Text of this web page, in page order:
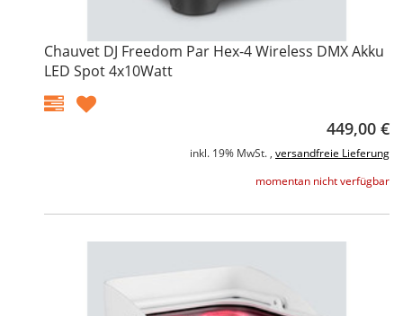
Chauvet DJ Freedom Par Hex-4 Wireless DMX Akku
LED Spot 4x10Watt
449,00 €
inkl. 19% MwSt. , versandfreie Lieferung
momentan nicht verfügbar